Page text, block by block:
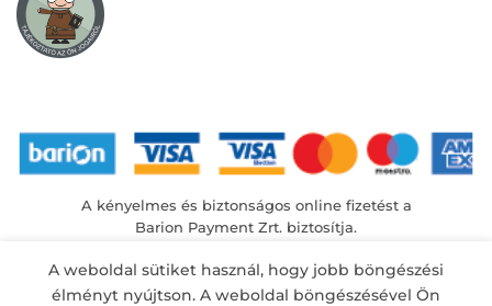
A kényelmes és biztonságos online fizetést a
Barion Payment Zrt. biztosítja.
A weboldal sütiket használ, hogy jobb böngészési
élményt nyújtson. A weboldal böngészésével Ön